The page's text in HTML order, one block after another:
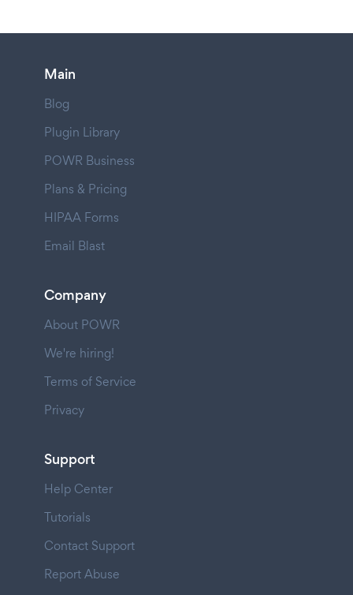
Main
Blog
Plugin Library
POWR Business
Plans & Pricing
HIPAA Forms
Email Blast
Company
About POWR
We're hiring!
Terms of Service
Privacy
Support
Help Center
Tutorials
Contact Support
Report Abuse